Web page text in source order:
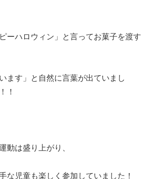
ーハロウィン」と言ってお菓子を渡す
ます」と自然に言葉が出ていまし
！
動は盛り上がり、
な児童も楽しく参加していました！